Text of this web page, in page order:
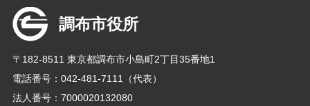
調布市役所
〒182-8511 東京都調布市小島町2丁目35番地1
電話番号：042-481-7111（代表）
法人番号：7000020132080